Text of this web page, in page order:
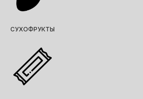
СУХОФРУКТЫ